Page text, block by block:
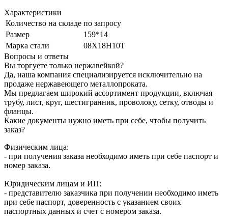
Характеристики
Количество на складе по запросу
Размер
159*14
Марка стали
08Х18Н10Т
Вопросы и ответы
Вы торгуете только нержавейкой?
Да, наша компания специализируется исключительно на
продаже нержавеющего металлопроката.
Мы предлагаем широкий ассортимент продукции, включая
трубу, лист, круг, шестигранник, проволоку, сетку, отводы и
фланцы.
Какие документы нужно иметь при себе, чтобы получить
заказ?
Физическим лица:
- при получения заказа необходимо иметь при себе паспорт и
номер заказа.
Юридическим лицам и ИП:
- представителю заказчика при получении необходимо иметь
при себе паспорт, доверенность с указанием своих
паспортных данных и счет с номером заказа.